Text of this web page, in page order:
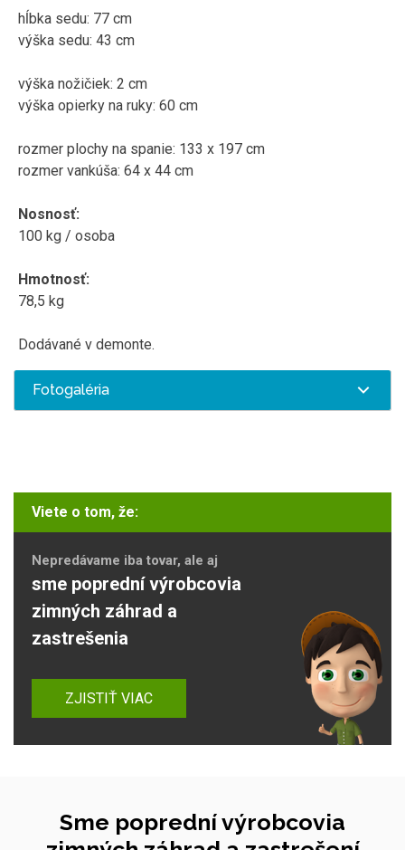
hĺbka sedu: 77 cm
výška sedu: 43 cm
výška nožičiek: 2 cm
výška opierky na ruky: 60 cm
rozmer plochy na spanie: 133 x 197 cm
rozmer vankúša: 64 x 44 cm
Nosnosť:
100 kg / osoba
Hmotnosť:
78,5 kg
Dodávané v demonte.
Fotogaléria
Viete o tom, že:
Nepredávame iba tovar, ale aj
sme poprední výrobcovia
zimných záhrad a
zastrešenia
ZJISTIŤ VIAC
Sme poprední výrobcovia